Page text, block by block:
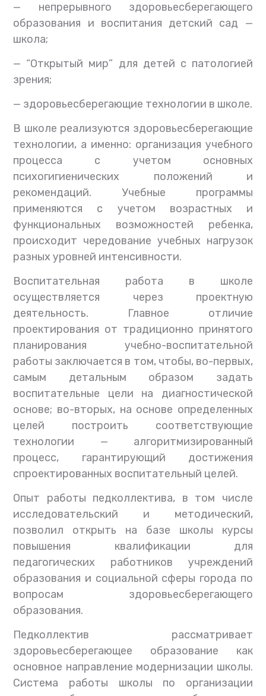
— непрерывного здоровьесберегающего
образования и воспитания детский сад —
школа;
— “Открытый мир” для детей с патологией
зрения;
— здоровьесберегающие технологии в школе.
В школе реализуются здоровьесберегающие
технологии, а именно: организация учебного
процесса с учетом основных
психогигиенических положений и
рекомендаций. Учебные программы
применяются с учетом возрастных и
функциональных возможностей ребенка,
происходит чередование учебных нагрузок
разных уровней интенсивности.
Воспитательная работа в школе
осуществляется через проектную
деятельность. Главное отличие
проектирования от традиционно принятого
планирования учебно-воспитательной
работы заключается в том, чтобы, во-первых,
самым детальным образом задать
воспитательные цели на диагностической
основе; во-вторых, на основе определенных
целей построить соответствующие
технологии — алгоритмизированный
процесс, гарантирующий достижения
спроектированных воспитательный целей.
Опыт работы педколлектива, в том числе
исследовательский и методический,
позволил открыть на базе школы курсы
повышения квалификации для
педагогических работников учреждений
образования и социальной сферы города по
вопросам здоровьесберегающего
образования.
Педколлектив рассматривает
здоровьесберегающее образование как
основное направление модернизации школы.
Система работы школы по организации